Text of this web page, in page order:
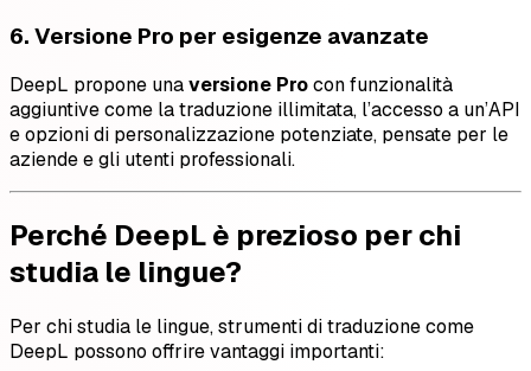
6. Versione Pro per esigenze avanzate
DeepL propone unaversione Procon funzionalità
aggiuntive come la traduzione illimitata, l’accesso a un’API
e opzioni di personalizzazione potenziate, pensate per le
aziende e gli utenti professionali.
Perché DeepL è prezioso per chi
studia le lingue?
Per chi studia le lingue, strumenti di traduzione come
DeepL possono offrire vantaggi importanti: